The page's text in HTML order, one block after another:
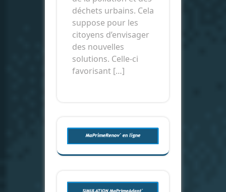
déchets urbains. Cela
suppose pour les
citoyens d’envisager
des nouvelles
solutions. Celle-ci
favorisant […]